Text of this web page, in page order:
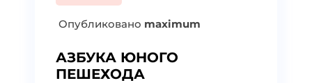
Опубликовано maximum
АЗБУКА ЮНОГО
ПЕШЕХОДА